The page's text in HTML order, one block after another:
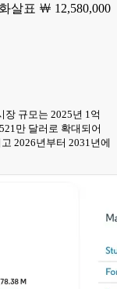
￦ 12,580,000
장 규모는 2025년 1억
만 달러로 확대되어
2026년부터 2031년에